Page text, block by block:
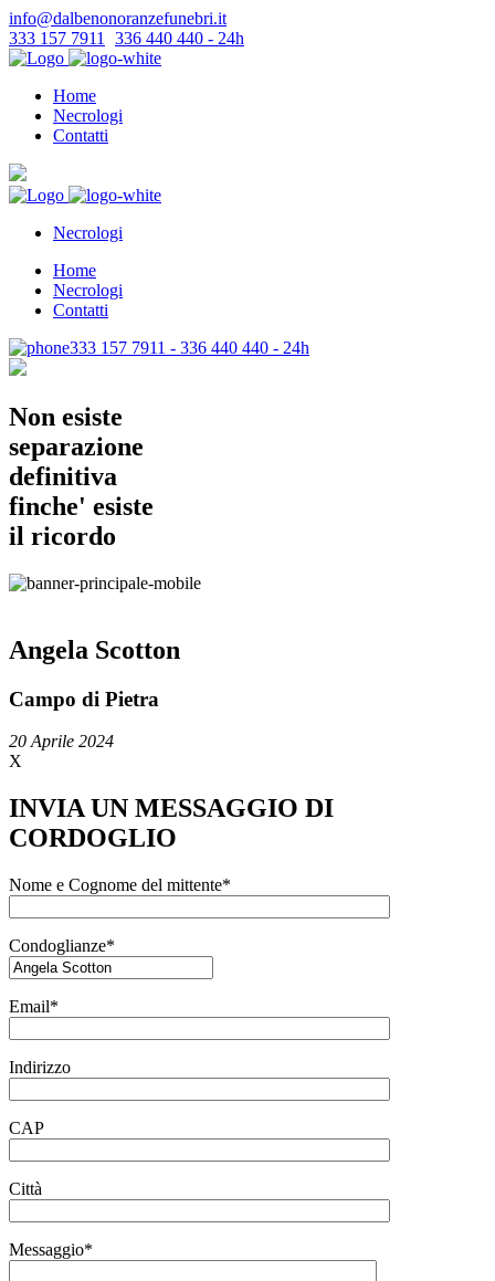
info@dalbenonoranzefunebri.it
333 157 7911
336 440 440 - 24h
Home
Necrologi
Contatti
Necrologi
Home
Necrologi
Contatti
333 157 7911 - 336 440 440 - 24h
Non esiste
separazione
definitiva
finche' esiste
il ricordo
Angela Scotton
Campo di Pietra
20 Aprile 2024
X
INVIA UN MESSAGGIO DI
CORDOGLIO
Nome e Cognome del mittente*
Condoglianze*
Email*
Indirizzo
CAP
Città
Messaggio*